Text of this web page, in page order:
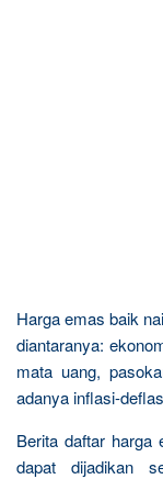
Harga emas baik
diantaranya:
mata uang,
adanya inflasi-
Berita daftar harga
dapat dijadikan